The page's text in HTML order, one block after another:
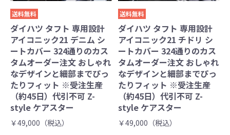
送料無料
ダイハツ タフト 専用設計
アイコニック21 デニム シ
ートカバー 324通りのカス
タムオーダー注文 おしゃれ
なデザインと細部までぴっ
たりフィット ※受注生産
（約45日）代引不可 Z-
style ケアスター
￥49,000（税込）
送料無料
ダイハツ タフト 専用設計
アイコニック21 チドリ シ
ートカバー 324通りのカス
タムオーダー注文 おしゃれ
なデザインと細部までぴっ
たりフィット ※受注生産
（約45日）代引不可 Z-
style ケアスター
￥49,000（税込）